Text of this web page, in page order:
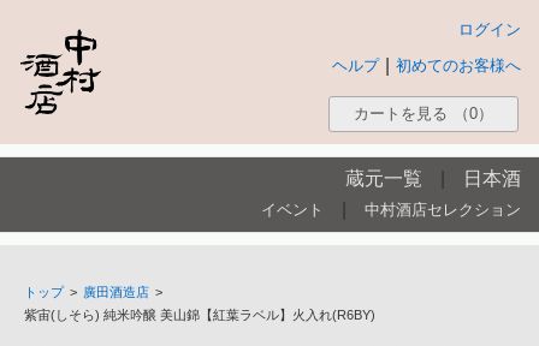
ログイン
初めてのお客様へ
ヘルプ
カートを見る （0）
蔵元一覧 日本酒
イベント 中村酒店セレクション
トップ > 廣田酒造店 >
紫宙(しそら) 純米吟醸 美山錦【紅葉ラベル】火入れ(R6BY)